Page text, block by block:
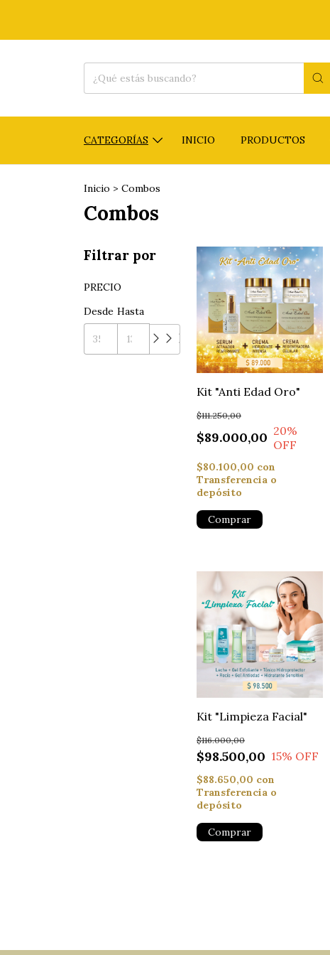
CATEGORÍAS INICIO PRODUCTOS
Inicio > Combos
Combos
Filtrar por
PRECIO
Desde Hasta
Kit "Anti Edad Oro"
$89.000,00
$111.250,00
20%
OFF
$80.100,00 con
Transferencia o
depósito
Kit "Limpieza Facial"
$98.500,00
$116.000,00
15% OFF
$88.650,00 con
Transferencia o
depósito